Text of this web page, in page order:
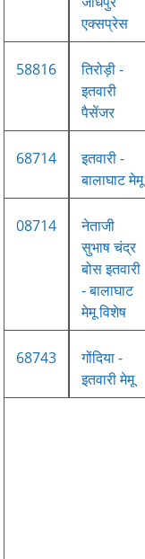
एक्सप्रेस
58816
तिरोड़ी -
इतवारी
पैसेंजर
68714
इतवारी -
बालाघाट मेमू
08714
नेताजी
सुभाष चंद्र
बोस इतवारी
- बालाघाट
मेमू विशेष
68743
गोंदिया -
इतवारी मेमू